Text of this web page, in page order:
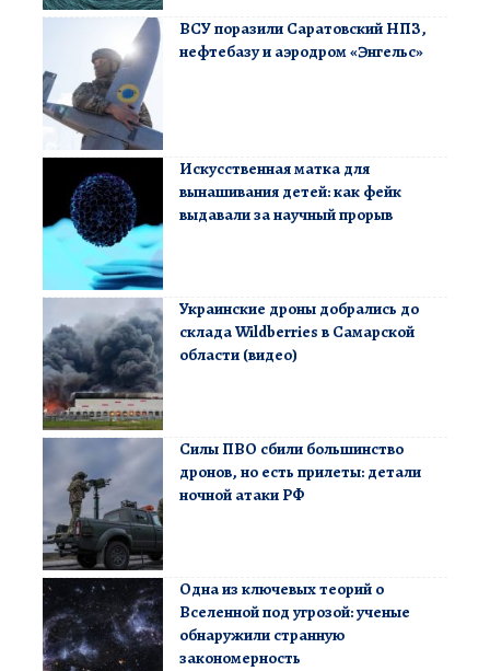
ВСУ поразили Саратовский НПЗ,
нефтебазу и аэродром «Энгельс»
Искусственная матка для
вынашивания детей: как фейк
выдавали за научный прорыв
Украинские дроны добрались до
склада Wildberries в Самарской
области (видео)
Силы ПВО сбили большинство
дронов, но есть прилеты: детали
ночной атаки РФ
Одна из ключевых теорий о
Вселенной под угрозой: ученые
обнаружили странную
закономерность